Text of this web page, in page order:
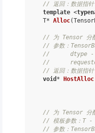
// 返回：数据指
template <
T* Alloc(
// 为 Tensor 分
// 参数：
//      dtype -
//
// 返回：数据指
void * HostAlloc
// 为 Tensor 分
// 模板参数：T -
// 参数：